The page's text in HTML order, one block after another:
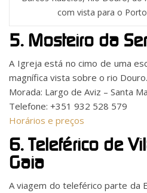
com vista para o
5. Mosteiro da
A Igreja está no cimo de uma
magnífica vista sobre o rio Douro.
Morada: Largo de Aviz – Santa
Telefone: +351 932 528 579
Horários e preços
6. Teleférico de
Gaia
A viagem do teleférico parte da